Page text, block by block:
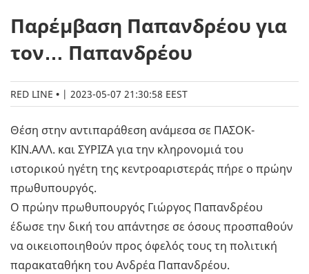
Παρέμβαση Παπανδρέου για
τον… Παπανδρέου
RED LINE | 2023-05-07 21:30:58 EEST
Θέση στην αντιπαράθεση ανάμεσα σε ΠΑΣΟΚ-
ΚΙΝ.ΑΛΛ. και ΣΥΡΙΖΑ για την κληρονομιά του
ιστορικού ηγέτη της κεντροαριστεράς πήρε ο πρώην
πρωθυπουργός.
Ο πρώην πρωθυπουργός Γιώργος Παπανδρέου
έδωσε την δική του απάντησε σε όσους προσπαθούν
να οικειοποιηθούν προς όφελός τους τη πολιτική
παρακαταθήκη του Ανδρέα Παπανδρέου.